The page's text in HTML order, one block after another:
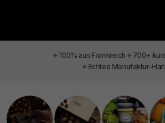
✦ 100% aus Frankreich ✦ 700+
✦ Echtes Manufaktur-